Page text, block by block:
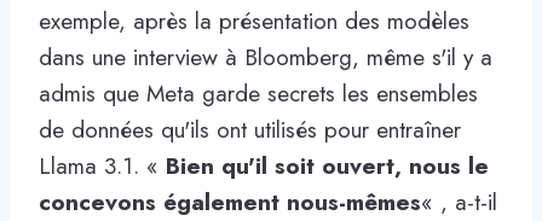
exemple, après la présentation des modèles
dans une interview à Bloomberg, même s'il y a
admis que Meta garde secrets les ensembles
de données qu'ils ont utilisés pour entraîner
Llama 3.1. « Bien qu'il soit ouvert, nous le
concevons également nous-mêmes« , a-t-il